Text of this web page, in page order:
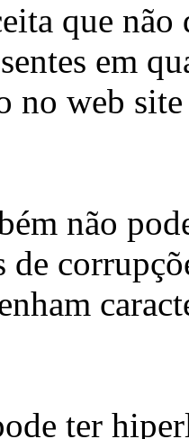
que não
em
no web
não
de
ter